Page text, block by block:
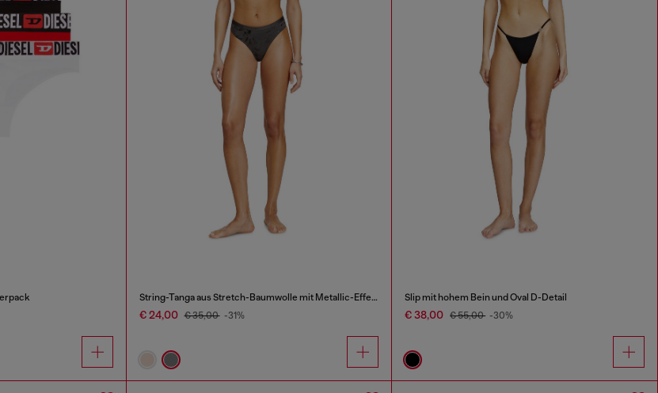
String-Tanga aus Stretch-Baumwolle mit Metallic-Effekt
€ 24,00 € 35,00 -31%
Slip mit hohem Bein und Oval D-Detail
€ 38,00 € 55,00 -30%